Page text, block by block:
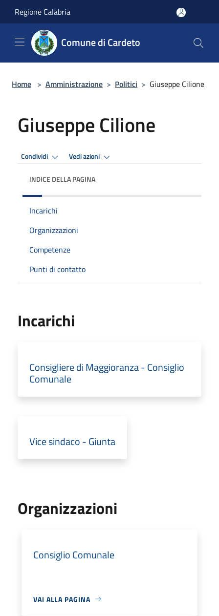
Regione Calabria
Comune di Cardeto
Home > Amministrazione > Politici > Giuseppe Cilione
Giuseppe Cilione
Condividi Vedi azioni
INDICE DELLA PAGINA
Incarichi
Organizzazioni
Competenze
Punti di contatto
Incarichi
Consigliere di Maggioranza - Consiglio
Comunale
Vice sindaco - Giunta
Organizzazioni
Consiglio Comunale
VAI ALLA PAGINA